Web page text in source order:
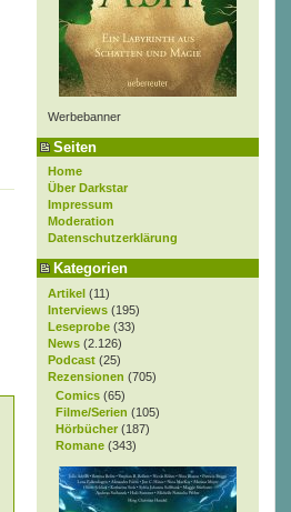
Werbebanner
Seiten
Home
Über Darkstar
Impressum
Moderation
Datenschutzerklärung
Kategorien
Artikel (11)
Interviews (195)
Leseprobe (33)
News (2.126)
Podcast (25)
Rezensionen (705)
Comics (65)
Filme/Serien (105)
Hörbücher (187)
Romane (343)